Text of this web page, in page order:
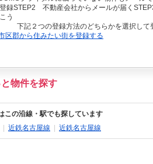
録STEP2 不動産会社からメールが届く
う
下記２つの登録方法のどちらかを選択して
区郡から住みたい街を登録する
物件を探す
この沿線・駅でも探しています
近鉄名古屋線 近鉄名古屋線